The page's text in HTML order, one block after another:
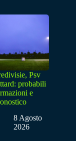
Psv
probabili
e
8 Agosto
2026